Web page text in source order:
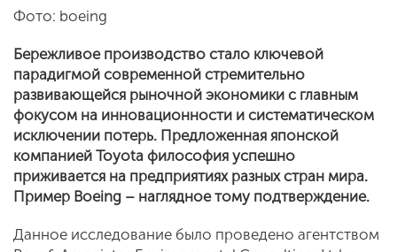
Фото: boeing
Бережливое производство стало ключевой
парадигмой современной стремительно
развивающейся рыночной экономики с главным
фокусом на инновационности и систематическом
исключении потерь. Предложенная японской
компанией Toyota философия успешно
приживается на предприятиях разных стран мира.
Пример Boeing – наглядное тому подтверждение.
Данное исследование было проведено агентством